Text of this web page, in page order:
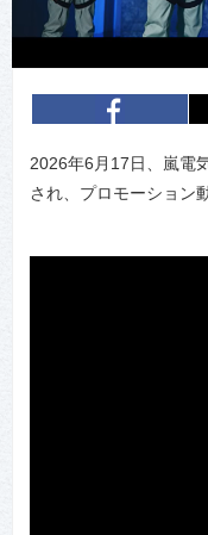
2026年6月17日、嵐電
され、プロモーション